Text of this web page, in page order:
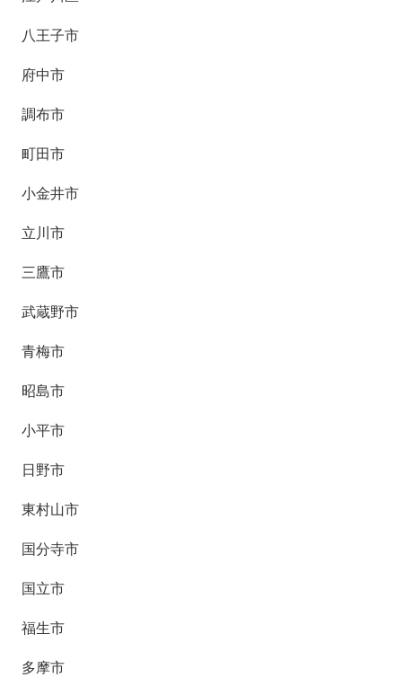
八王子市
府中市
調布市
町田市
小金井市
立川市
三鷹市
武蔵野市
青梅市
昭島市
小平市
日野市
東村山市
国分寺市
国立市
福生市
多摩市